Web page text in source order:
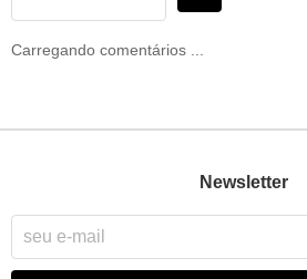
Carregando comentários ...
Newsletter